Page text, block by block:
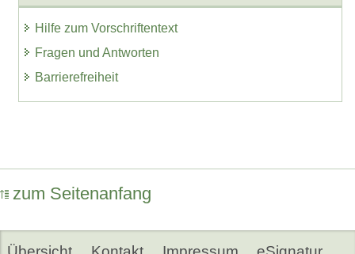
Hilfe zum Vorschriftentext
Fragen und Antworten
Barrierefreiheit
zum Seitenanfang